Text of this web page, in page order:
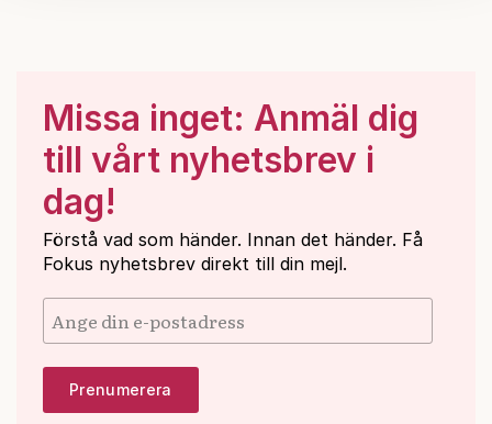
Missa inget: Anmäl dig
till vårt nyhetsbrev i
dag!
Förstå vad som händer. Innan det händer. Få
Fokus nyhetsbrev direkt till din mejl.